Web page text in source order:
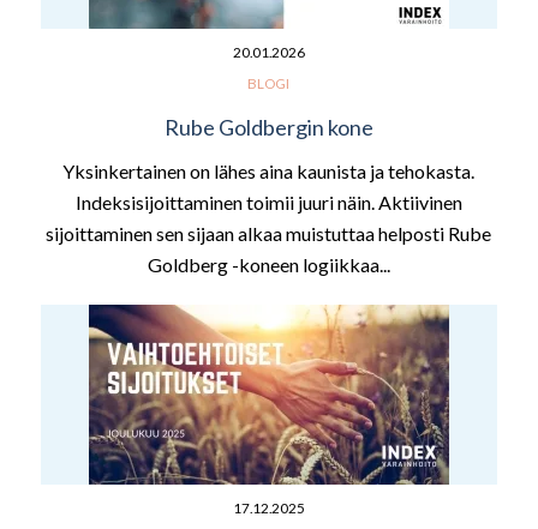
20.01.2026
BLOGI
Rube Goldbergin kone
Yksinkertainen on lähes aina kaunista ja tehokasta.
Indeksisijoittaminen toimii juuri näin. Aktiivinen
sijoittaminen sen sijaan alkaa muistuttaa helposti Rube
Goldberg -koneen logiikkaa...
17.12.2025